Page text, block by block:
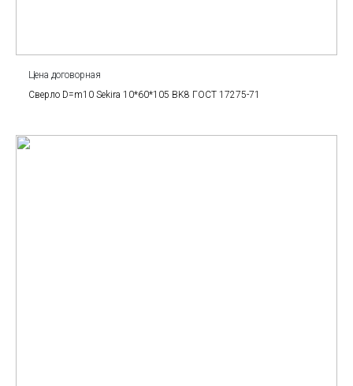
Цена договорная
Сверло D=m10 Sekira 10*60*105 BK8 ГОСТ 17275-71